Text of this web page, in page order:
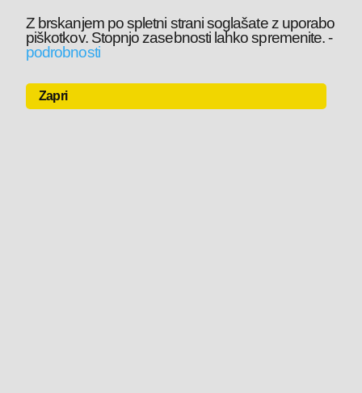
Z brskanjem po spletni strani soglašate z uporabo
piškotkov. Stopnjo zasebnosti lahko spremenite.-
podrobnosti
Zapri